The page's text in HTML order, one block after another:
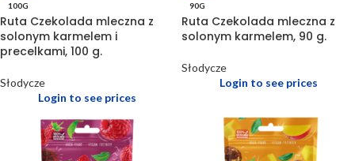
100G
Ruta Czekolada mleczna z
solonym karmelem i
precelkami, 100 g.
Słodycze
Login to see prices
90G
Ruta Czekolada mleczna z
solonym karmelem, 90 g.
Słodycze
Login to see prices